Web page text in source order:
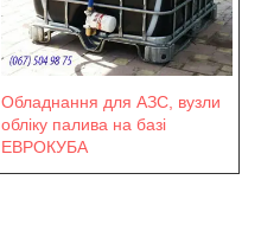
Обладнання для АЗС, вузли
обліку палива на базі
ЕВРОКУБА